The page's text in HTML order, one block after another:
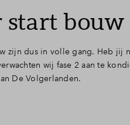
start bouw
zijn dus in volle gang. Heb jij
wij fase 2 aan te
De Volgerlanden.